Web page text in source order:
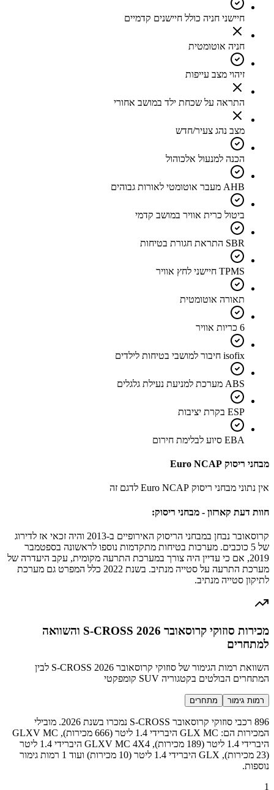
חיישני חניה כולל חיישנים קדמיים
חניה אוטומטית
זיהוי מצב עייפות
התראה על שכחת ילד במושב אחורי
מצב נהג צעיר/חדש
הכנה למנעול אלכוהול
AHB מעבר אוטומטי לאורות גבוהים
ביטול כרית אוויר במושב קדמי
SBR התראת חגורת בטיחות
TPMS חיישני לחץ אוויר
תאורה אוטומטית
6 כריות אוויר
isofix חיבור למושבי בטיחות לילדים
ABS מערכת למניעת נעילת גלגלים
ESP בקרת יציבות
EBA סיוע לבלימת חירום
מבחני ריסוק Euro NCAP
אין נתוני מבחני ריסוק Euro NCAP לדגם זה
חוות דעת קארזון - מבחני ריסוק:
קרוסאובר נבחן במבחני הריסוק האירופיים ב-2013 והיה זכאי אז לדירוג
של 5 כוכבים. מערכות בטיחות מתקדמות נוספו לראשונה בספטמבר
2019, אם כי עדיין היה צורך במערכת התרעה מקומית, עקב היעדרה של
מערכת התרעה על סטייה מנתיב. בשנת 2022 כלל המפרט גם מערכת
לתיקון סטייה מנתיב.
מכירות סוזוקי קרוסאובר S-CROSS 2026 והשוואה
למתחרים
השוואת רמות הגימור של סוזוקי קרוסאובר S-CROSS 2026 לבין
המתחרים הבולטים בקטגוריה SUV קומפקטי
רמות גימור מתחרים
896 רכבי סוזוקי קרוסאובר S-CROSS נמכרו בשנת 2026. מובילי
המכירות הם: GLX MC היברידי 1.4 ליטר (666 מכירות), GLXV MC
היברידי 1.4 ליטר (189 מכירות), GLXV MC 4X4 היברידי 1.4 ליטר
(23 מכירות), GLX היברידי 1.4 ליטר (10 מכירות) ועוד 1 רמות גימור
נוספות.
1